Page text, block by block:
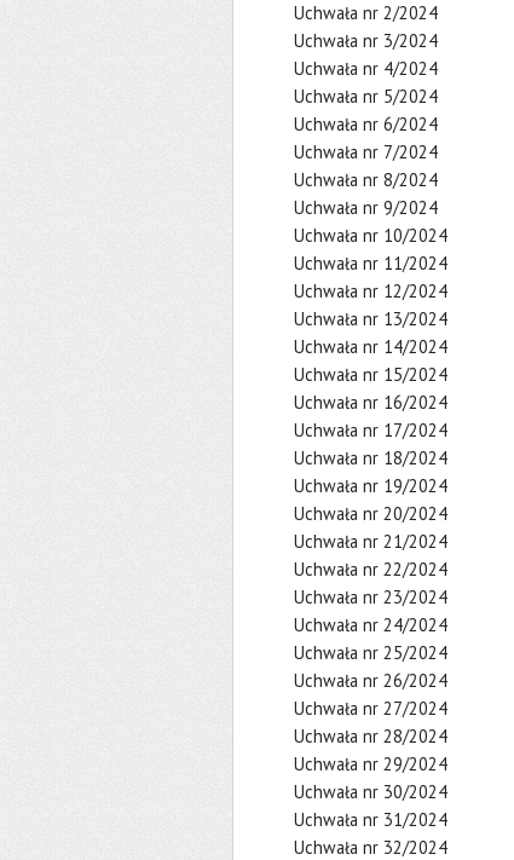
Uchwała nr 2/2024
Uchwała nr 3/2024
Uchwała nr 4/2024
Uchwała nr 5/2024
Uchwała nr 6/2024
Uchwała nr 7/2024
Uchwała nr 8/2024
Uchwała nr 9/2024
Uchwała nr 10/2024
Uchwała nr 11/2024
Uchwała nr 12/2024
Uchwała nr 13/2024
Uchwała nr 14/2024
Uchwała nr 15/2024
Uchwała nr 16/2024
Uchwała nr 17/2024
Uchwała nr 18/2024
Uchwała nr 19/2024
Uchwała nr 20/2024
Uchwała nr 21/2024
Uchwała nr 22/2024
Uchwała nr 23/2024
Uchwała nr 24/2024
Uchwała nr 25/2024
Uchwała nr 26/2024
Uchwała nr 27/2024
Uchwała nr 28/2024
Uchwała nr 29/2024
Uchwała nr 30/2024
Uchwała nr 31/2024
Uchwała nr 32/2024